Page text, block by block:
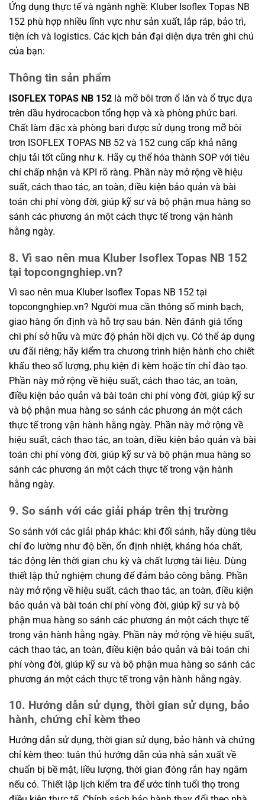
Ứng dụng thực tế và ngành nghề: Kluber Isoflex Topas NB
152 phù hợp nhiều lĩnh vực như sản xuất, lắp ráp, bảo trì,
tiện ích và logistics. Các kịch bản đại diện dựa trên ghi chú
của bạn:
Thông tin sản phẩm
ISOFLEX TOPAS NB 152 là mỡ bôi trơn ổ lăn và ổ trục dựa
trên dầu hydrocacbon tổng hợp và xà phòng phức bari.
Chất làm đặc xà phòng bari được sử dụng trong mỡ bôi
trơn ISOFLEX TOPAS NB 52 và 152 cung cấp khả năng
chịu tải tốt cũng như k. Hãy cụ thể hóa thành SOP với tiêu
chí chấp nhận và KPI rõ ràng. Phần này mở rộng về hiệu
suất, cách thao tác, an toàn, điều kiện bảo quản và bài
toán chi phí vòng đời, giúp kỹ sư và bộ phận mua hàng so
sánh các phương án một cách thực tế trong vận hành
hằng ngày.
8. Vì sao nên mua Kluber Isoflex Topas NB 152
tại topcongnghiep.vn?
Vì sao nên mua Kluber Isoflex Topas NB 152 tại
topcongnghiep.vn? Người mua cần thông số minh bạch,
giao hàng ổn định và hỗ trợ sau bán. Nên đánh giá tổng
chi phí sở hữu và mức độ phản hồi dịch vụ. Có thể áp dụng
ưu đãi riêng; hãy kiểm tra chương trình hiện hành cho chiết
khấu theo số lượng, phụ kiện đi kèm hoặc tín chỉ đào tạo.
Phần này mở rộng về hiệu suất, cách thao tác, an toàn,
điều kiện bảo quản và bài toán chi phí vòng đời, giúp kỹ sư
và bộ phận mua hàng so sánh các phương án một cách
thực tế trong vận hành hằng ngày. Phần này mở rộng về
hiệu suất, cách thao tác, an toàn, điều kiện bảo quản và bài
toán chi phí vòng đời, giúp kỹ sư và bộ phận mua hàng so
sánh các phương án một cách thực tế trong vận hành
hằng ngày.
9. So sánh với các giải pháp trên thị trường
So sánh với các giải pháp khác: khi đối sánh, hãy dùng tiêu
chí đo lường như độ bền, ổn định nhiệt, kháng hóa chất,
tác động lên thời gian chu kỳ và chất lượng tài liệu. Dùng
thiết lập thử nghiệm chung để đảm bảo công bằng. Phần
này mở rộng về hiệu suất, cách thao tác, an toàn, điều kiện
bảo quản và bài toán chi phí vòng đời, giúp kỹ sư và bộ
phận mua hàng so sánh các phương án một cách thực tế
trong vận hành hằng ngày. Phần này mở rộng về hiệu suất,
cách thao tác, an toàn, điều kiện bảo quản và bài toán chi
phí vòng đời, giúp kỹ sư và bộ phận mua hàng so sánh các
phương án một cách thực tế trong vận hành hằng ngày.
10. Hướng dẫn sử dụng, thời gian sử dụng, bảo
hành, chứng chỉ kèm theo
Hướng dẫn sử dụng, thời gian sử dụng, bảo hành và chứng
chỉ kèm theo: tuân thủ hướng dẫn của nhà sản xuất về
chuẩn bị bề mặt, liều lượng, thời gian đóng rắn hay ngâm
nếu có. Thiết lập lịch kiểm tra để ước tính tuổi thọ trong